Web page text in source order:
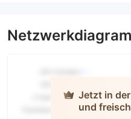
Jetzt in
und